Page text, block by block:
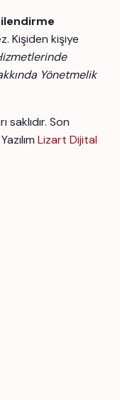
Kişiden kişiye
Yönetmelik
Son
Lizart Dijital